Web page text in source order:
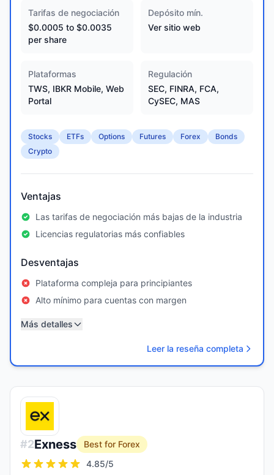
Tarifas de negociación
$0.0005 to $0.0035
per share
Depósito mín.
Ver sitio web
Plataformas
TWS, IBKR Mobile, Web
Portal
Regulación
SEC, FINRA, FCA,
CySEC, MAS
Stocks ETFs Options Futures Forex
Bonds
Crypto
Ventajas
Las tarifas de negociación más bajas de la industria
Licencias regulatorias más confiables
Desventajas
Plataforma compleja para principiantes
Alto mínimo para cuentas con margen
Más detalles
Leer la reseña completa
#2Exness
Best for Forex
4.85/5